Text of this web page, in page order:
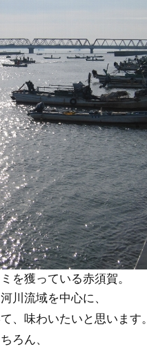
を獲っている赤須賀。
川流域を中心に、
、味わいたいと思います。
ろん、